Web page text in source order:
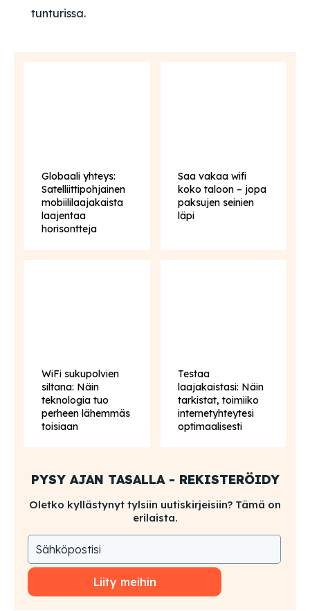
tunturissa.
Globaali yhteys:
Satelliittipohjainen
mobiililaajakaista
laajentaa
horisontteja
Saa vakaa wifi
koko taloon – jopa
paksujen seinien
läpi
WiFi sukupolvien
siltana: Näin
teknologia tuo
perheen lähemmäs
toisiaan
Testaa
laajakaistasi: Näin
tarkistat, toimiiko
internetyhteytesi
optimaalisesti
PYSY AJAN TASALLA - REKISTERÖIDY
Oletko kyllästynyt tylsiin uutiskirjeisiin? Tämä on
erilaista.
Liity meihin